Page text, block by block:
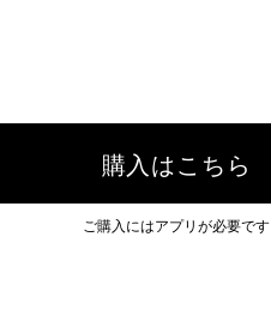
購入はこちら
ご購入にはアプリが必要です